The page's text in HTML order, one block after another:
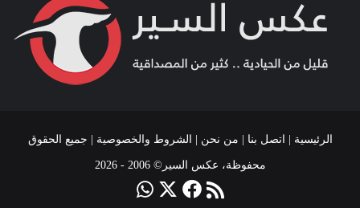
الرئيسية اتصل بنا من نحن الشروط والخصوصية | جميع الحقوق
محفوظة، عكس السير© 2006 - 2026